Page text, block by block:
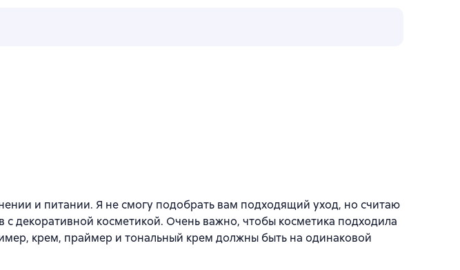
и питании. Я не смогу подобрать вам подходящий уход, но считаю
декоративной косметикой. Очень важно, чтобы косметика подходила
крем, праймер и тональный крем должны быть на одинаковой